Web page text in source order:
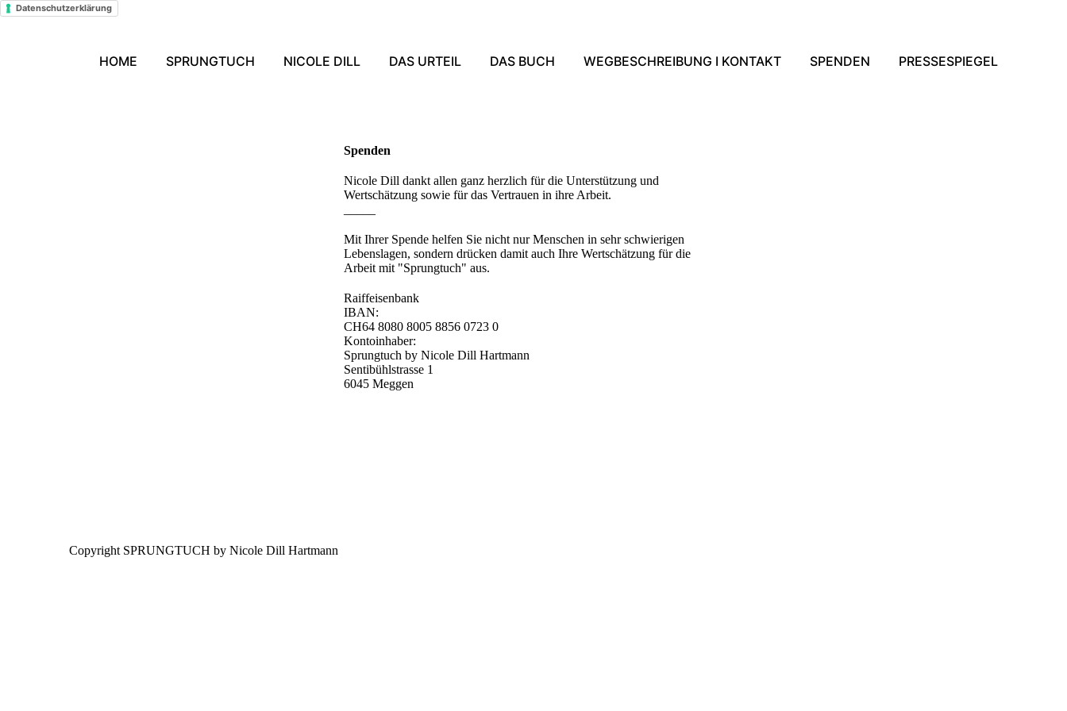
Datenschutzerklärung
HOME SPRUNGTUCH NICOLE DILL DAS URTEIL DAS BUCH WEGBESCHREIBUNG I KONTAKT SPENDEN PRESSESPIEGEL
Spenden
Nicole Dill dankt allen ganz herzlich für die Unterstützung und
Wertschätzung sowie für das Vertrauen in ihre Arbeit.
Mit Ihrer Spende helfen Sie nicht nur Menschen in sehr schwierigen
Lebenslagen, sondern drücken damit auch Ihre Wertschätzung für die
Arbeit mit "Sprungtuch" aus.
Raiffeisenbank
IBAN:
CH64 8080 8005 8856 0723 0
Kontoinhaber:
Sprungtuch by Nicole Dill Hartmann
Sentibühlstrasse 1
6045 Meggen
Copyright SPRUNGTUCH by Nicole Dill Hartmann